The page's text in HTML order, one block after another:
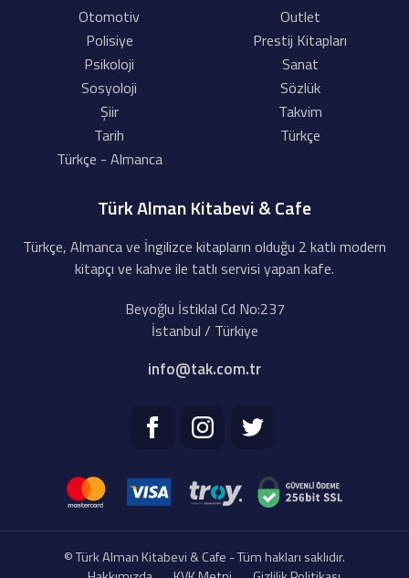
Otomotiv
Outlet
Polisiye
Prestij Kitapları
Psikoloji
Sanat
Sosyoloji
Sözlük
Şiir
Takvim
Tarih
Türkçe
Türkçe - Almanca
Türk Alman Kitabevi & Cafe
Türkçe, Almanca ve İngilizce kitapların olduğu 2 katlı modern
kitapçı ve kahve ile tatlı servisi yapan kafe.
Beyoğlu İstiklal Cd No:237
İstanbul / Türkiye
info@tak.com.tr
© Türk Alman Kitabevi & Cafe - Tüm hakları saklıdır.